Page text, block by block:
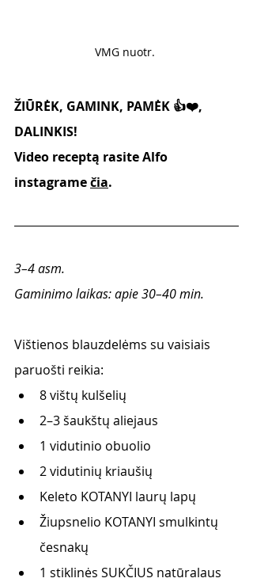
VMG nuotr.
ŽIŪRĖK, GAMINK, PAMĖK 👍❤️,
DALINKIS!
Video receptą rasite Alfo
instagramečia.
3–4 asm.
Gaminimo laikas: apie 30–40 min.
Vištienos blauzdelėms su vaisiais
paruošti reikia:
8 vištų kulšelių
2–3 šaukštų aliejaus
1 vidutinio obuolio
2 vidutinių kriaušių
Keleto KOTANYI laurų lapų
Žiupsnelio KOTANYI smulkintų
česnakų
1 stiklinės SUKČIUS natūralaus